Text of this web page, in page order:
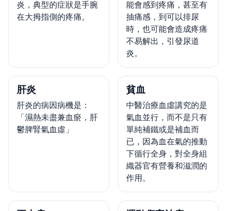
炎，典型的症狀是手腕
在大拇指側的疼痛。
能會感到疼痛，甚至有
抽痛感，到可以排尿
時，也可能會造成疼痛
不易解出，引發尿道
炎。
肝炎
肝炎的病因病機是：
「濕熱未盡兼血瘀，肝
鬱脾腎氣血虛」
貧血
中醫治療血虛講究的是
氣血並行，而不是只有
單純補鐵或是補血而
已，因為血在氣的推動
下循行全身，對全身組
織器官有營養和滋潤的
作用。